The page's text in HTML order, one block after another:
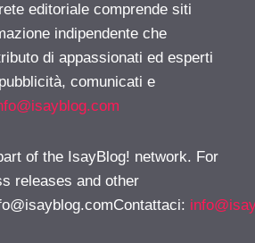
editoriale comprende siti
indipendente che
di appassionati ed esperti
comunicati e
of the IsayBlog! network. For
releases and other
: